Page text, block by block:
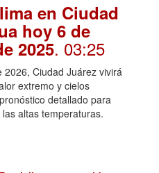
en Ciudad
hoy 6 de
2025. 03:25
2026, Ciudad Juárez vivirá
extremo y cielos
detallado para
altas temperaturas.